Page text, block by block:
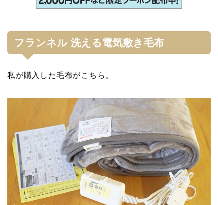
フランネル 洗える電気敷き毛布
私が購入した毛布がこちら。